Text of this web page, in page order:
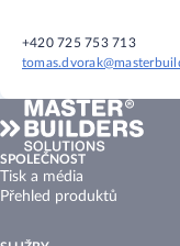
+420 725 753 713
SPOLEČNOST
Tisk a média
Přehled produktů